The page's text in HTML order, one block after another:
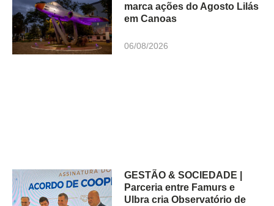
marca ações do Agosto Lilás
em Canoas
06/08/2026
GESTÃO & SOCIEDADE |
Parceria entre Famurs e
Ulbra cria Observatório de